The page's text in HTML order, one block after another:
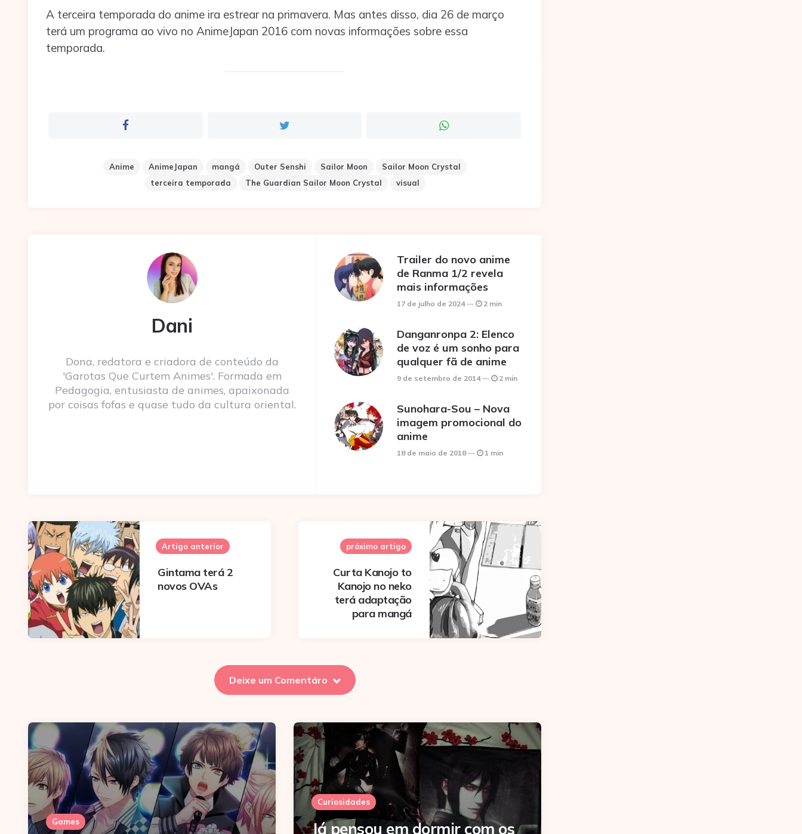
A terceira temporada do anime ira estrear na primavera. Mas antes disso, dia 26 de março
terá um programa ao vivo no AnimeJapan 2016 com novas informações sobre essa
temporada.
Anime AnimeJapan mangá Outer Senshi Sailor Moon
Sailor Moon Crystal
terceira temporada
The Guardian Sailor Moon Crystal visual
Dani
Dona, redatora e criadora de conteúdo da
'Garotas Que Curtem Animes'. Formada em
Pedagogia, entusiasta de animes, apaixonada
por coisas fofas e quase tudo da cultura oriental.
Trailer do novo anime
de Ranma 1/2 revela
mais informações
17 de julho de 2024 2 min
Danganronpa 2: Elenco
de voz é um sonho para
qualquer fã de anime
9 de setembro de 2014 2 min
Sunohara-Sou – Nova
imagem promocional do
anime
18 de maio de 2018 1 min
Post
navigation
Artigo anterior
Gintama terá 2
novos OVAs
próximo artigo
Curta Kanojo to
Kanojo no neko
terá adaptação
para mangá
Deixe um Comentáro
Games
Curiosidades
Já pensou em dormir com os